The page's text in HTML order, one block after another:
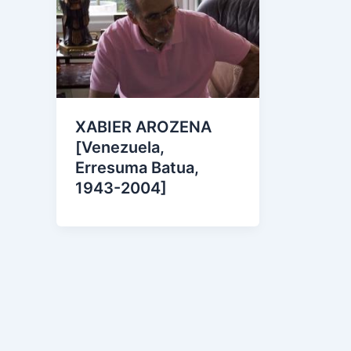
XABIER AROZENA
[Venezuela,
Erresuma Batua,
1943-2004]